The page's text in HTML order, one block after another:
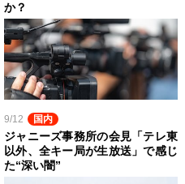
か？
9/12 国内
ジャニーズ事務所の会見「テレ東
以外、全キー局が生放送」で感じ
た“深い闇”